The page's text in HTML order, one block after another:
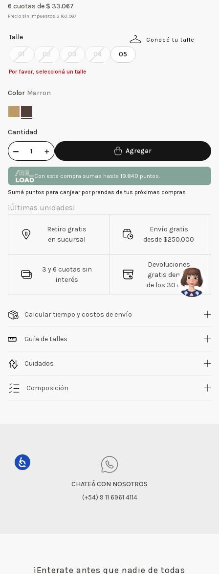
6 cuotas de $ 33.067
Precio sin impuestos:$ 163.967
Conocé tu talle
Talle
01 02 03 04 05
Por favor, seleccioná un talle
Color Marron
Cantidad
＋
－
Con esta compra sumas hasta 19.840 puntos.
Sumá puntos para canjear por prendas de tus próximas compras
¡Últimas unidades!
Retiro gratis
en sucursal
Envío gratis
desde $250.000
3 y 6 cuotas sin
interés
Devoluciones
gratis dentro
de los 30 días
Calcular tiempo y costos de envío
Guía de talles
Cuidados
Composición
CHATEÁ CON NOSOTROS
(+54) 9 11 6961 4114
¡Enterate antes que nadie de todas